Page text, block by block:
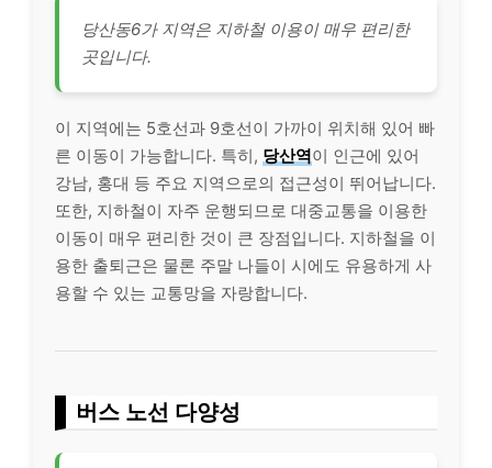
당산동6가 지역은 지하철 이용이 매우 편리한
곳입니다.
이 지역에는 5호선과 9호선이 가까이 위치해 있어 빠
른 이동이 가능합니다. 특히, 당산역이 인근에 있어
강남, 홍대 등 주요 지역으로의 접근성이 뛰어납니다.
또한, 지하철이 자주 운행되므로 대중교통을 이용한
이동이 매우 편리한 것이 큰 장점입니다. 지하철을 이
용한 출퇴근은 물론 주말 나들이 시에도 유용하게 사
용할 수 있는 교통망을 자랑합니다.
버스 노선 다양성